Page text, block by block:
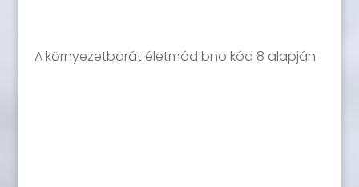
A környezetbarát életmód bno kód 8 alapján